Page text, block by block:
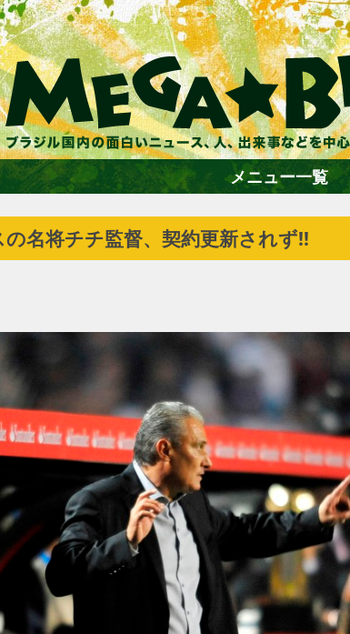
ホーム
エンターテイメント
グルメ
トラベル
サッカー
PEOPLE
ビジネス
メニュー一覧
名将チチ監督、契約更新されず!!